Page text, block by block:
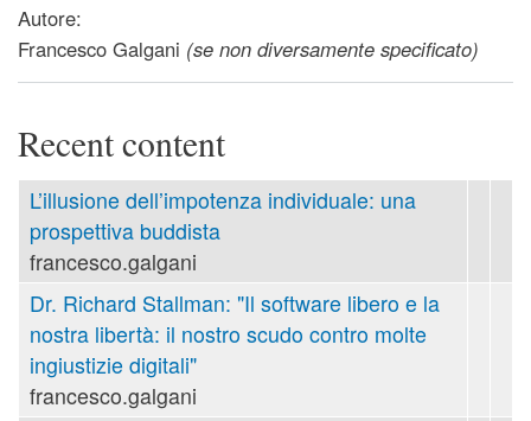
Autore:
Francesco Galgani (se non diversamente specificato)
Recent content
L’illusione dell’impotenza individuale: una
prospettiva buddista
francesco.galgani
Dr. Richard Stallman: "Il software libero e la
nostra libertà: il nostro scudo contro molte
ingiustizie digitali"
francesco.galgani